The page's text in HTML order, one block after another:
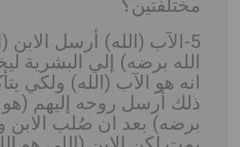
مختلفتين؟
5-الآب (الله) أرسل الابن
الله برضه) إلي البشرية
انه هو الآب (الله) ولكي
ذلك أرسل روحه إليهم (هو
برضه) بعد ان صُلب الابن